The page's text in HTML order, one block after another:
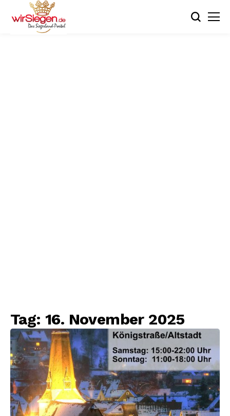
Tag: 16. November 2025